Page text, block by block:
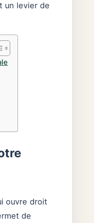
un levier de
ouvre droit
de